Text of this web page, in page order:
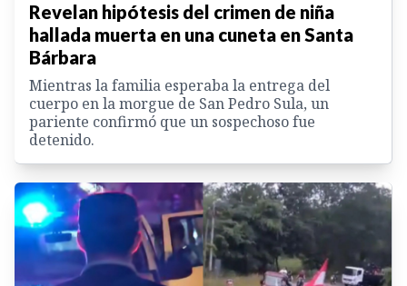
Revelan hipótesis del crimen de niña
hallada muerta en una cuneta en Santa
Bárbara
Mientras la familia esperaba la entrega del
cuerpo en la morgue de San Pedro Sula, un
pariente confirmó que un sospechoso fue
detenido.